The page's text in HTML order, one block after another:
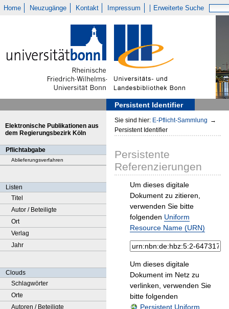
Home Neuzugänge Kontakt Impressum Erweiterte Suche
Persistent Identifier
Elektronische Publikationen aus
dem Regierungsbezirk Köln
Pflichtabgabe
Ablieferungsverfahren
Listen
Titel
Autor / Beteiligte
Ort
Verlag
Jahr
Clouds
Schlagwörter
Orte
Autoren / Beteiligte
Sie sind hier: E-Pflicht-Sammlung →
Persistent Identifier
Persistente
Referenzierungen
Um dieses digitale
Dokument zu zitieren,
verwenden Sie bitte
folgenden Uniform
Resource Name (URN)
Um dieses digitale
Dokument im Netz zu
verlinken, verwenden Sie
bitte folgenden
Persistent Uniform